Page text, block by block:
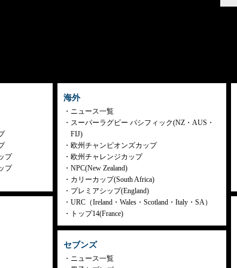
プ
プ
海外
ニュース一覧
スーパーラグビー パシフィック(NZ・AUS・
FIJ)
欧州チャンピオンズカップ
欧州チャレンジカップ
NPC(New Zealand)
カリーカップ(South Africa)
プレミアシップ(England)
URC（Ireland・Wales・Scotland・Italy・SA）
トップ14(France)
セブンズ
ニュース一覧